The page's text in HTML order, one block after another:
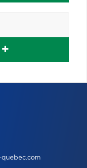
quebec.com